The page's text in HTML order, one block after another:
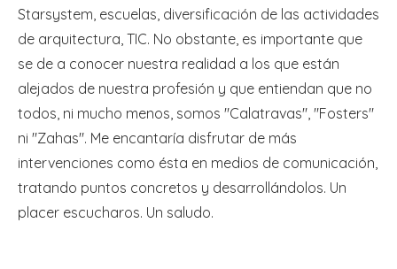
Starsystem, escuelas, diversificación de las actividades
de arquitectura, TIC. No obstante, es importante que
se de a conocer nuestra realidad a los que están
alejados de nuestra profesión y que entiendan que no
todos, ni mucho menos, somos "Calatravas", "Fosters"
ni "Zahas". Me encantaría disfrutar de más
intervenciones como ésta en medios de comunicación,
tratando puntos concretos y desarrollándolos. Un
placer escucharos. Un saludo.